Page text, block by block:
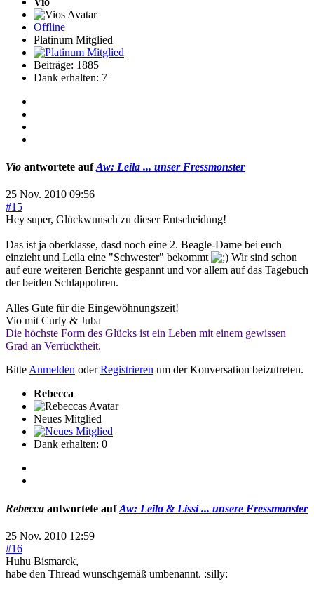
Offline
Platinum Mitglied
Beiträge: 1885
Dank erhalten: 7
Vio antwortete aufAw: Leila ... unser Fressmonster
25 Nov. 2010 09:56
#15
Hey super, Glückwunsch zu dieser Entscheidung!
Das ist ja oberklasse, dasd noch eine 2. Beagle-Dame bei euch
einzieht und Leila eine "Schwester" bekommt
Wir sind schon
auf eure weiteren Berichte gespannt und vor allem auf das Tagebuch
der beiden Schlappohren.
Alles Gute für die Eingewöhnungszeit!
Vio mit Curly & Juba
Die höchste Form des Glücks ist ein Leben mit einem gewissen
Grad an Verrücktheit.
BitteAnmelden oderRegistrieren um der Konversation beizutreten.
Rebecca
Neues Mitglied
Dank erhalten: 0
Rebecca antwortete aufAw: Leila & Lissi ... unsere Fressmonster
25 Nov. 2010 12:59
#16
Huhu Bismarck,
habe den Thread wunschgemäß umbenannt. :silly: